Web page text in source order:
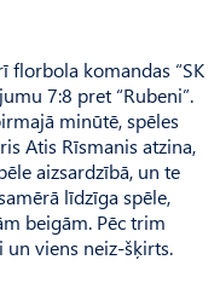
florbola komandas “SK
7:8 pret “Rubeni”.
minūtē, spēles
Atis Rīsmanis atzina,
aizsardzībā, un te
līdzīga spēle,
beigām. Pēc trim
un viens neiz-šķirts.